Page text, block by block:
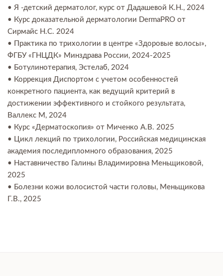
• Я -детский дерматолог, курс от Дадашевой К.Н., 2024
• Курс доказательной дерматологии DermaPRO от
Сирмайс Н.С. 2024
• Практика по трихологии в центре «Здоровые волосы»,
ФГБУ «ГНЦДК» Минздрава России, 2024-2025
• Ботулинотерапия, Эстелаб, 2024
• Коррекция Диспортом с учетом особенностей
конкретного пациента, как ведущий критерий в
достижении эффективного и стойкого результата,
Валлекс М, 2024
• Курс «Дерматоскопия» от Миченко А.В. 2025
• Цикл лекций по трихологии, Российская медицинская
академия последипломного образования, 2025
• Наставничество Галины Владимировна Меньщиковой,
2025
• Болезни кожи волосистой части головы, Меньщикова
Г.В., 2025